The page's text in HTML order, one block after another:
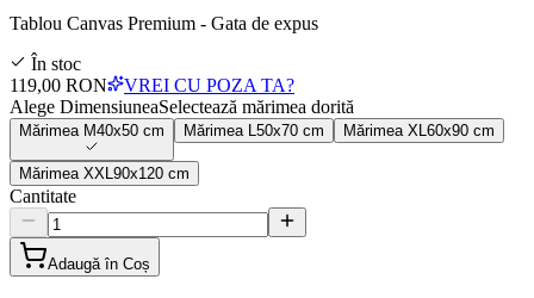
Tablou Canvas Premium - Gata de expus
În stoc
119,00 RON
VREI CU POZA TA?
Alege DimensiuneaSelectează mărimea dorită
Mărimea M40x50 cm Mărimea 50x70 cm Mărimea XL 60x90 cm
Mărimea XXL 90x120 cm
Cantitate
Adaugă în Coș